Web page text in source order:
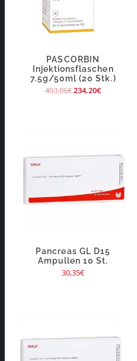
PASCORBIN
Injektionsflaschen
7.5g/50ml (20 Stk.)
403,06€234,20€
Pancreas GL D15
Ampullen 10 St.
30,35€